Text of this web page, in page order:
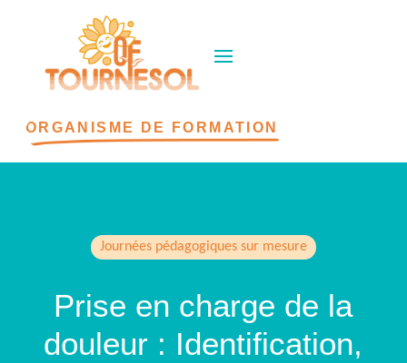
ORGANISME DE FORMATION
Journées pédagogiques sur mesure
Prise en charge de la
douleur : Identification,